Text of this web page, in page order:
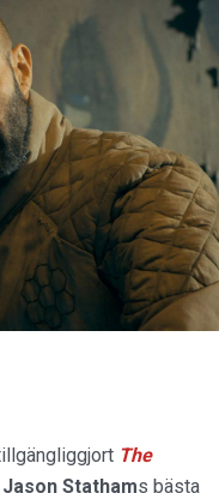
The
Jason Stathams bästa